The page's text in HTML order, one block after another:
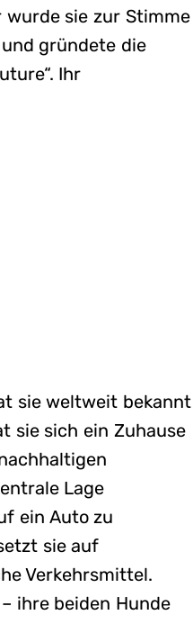
sie zur Stimme
gründete die
Ihr
sie weltweit bekannt
sie sich ein Zuhause
Lage
ein Auto zu
sie auf
Verkehrsmittel.
ihre beiden Hunde